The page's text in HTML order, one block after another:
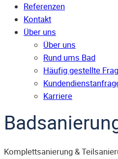
Referenzen
Kontakt
Über uns
Über uns
Rund ums Bad
Häufig gestellte
Karriere
Komplettsanierung &